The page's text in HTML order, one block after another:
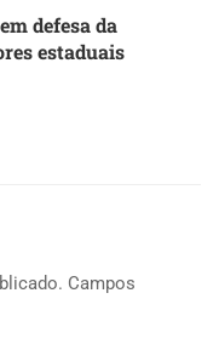
defesa da
estaduais
Campos